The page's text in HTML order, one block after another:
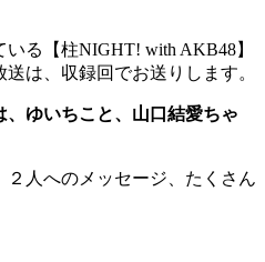
る【柱NIGHT! with AKB48】
は、収録回でお送りします。
ゆいちこと、山口結愛ちゃ
人へのメッセージ、たくさん